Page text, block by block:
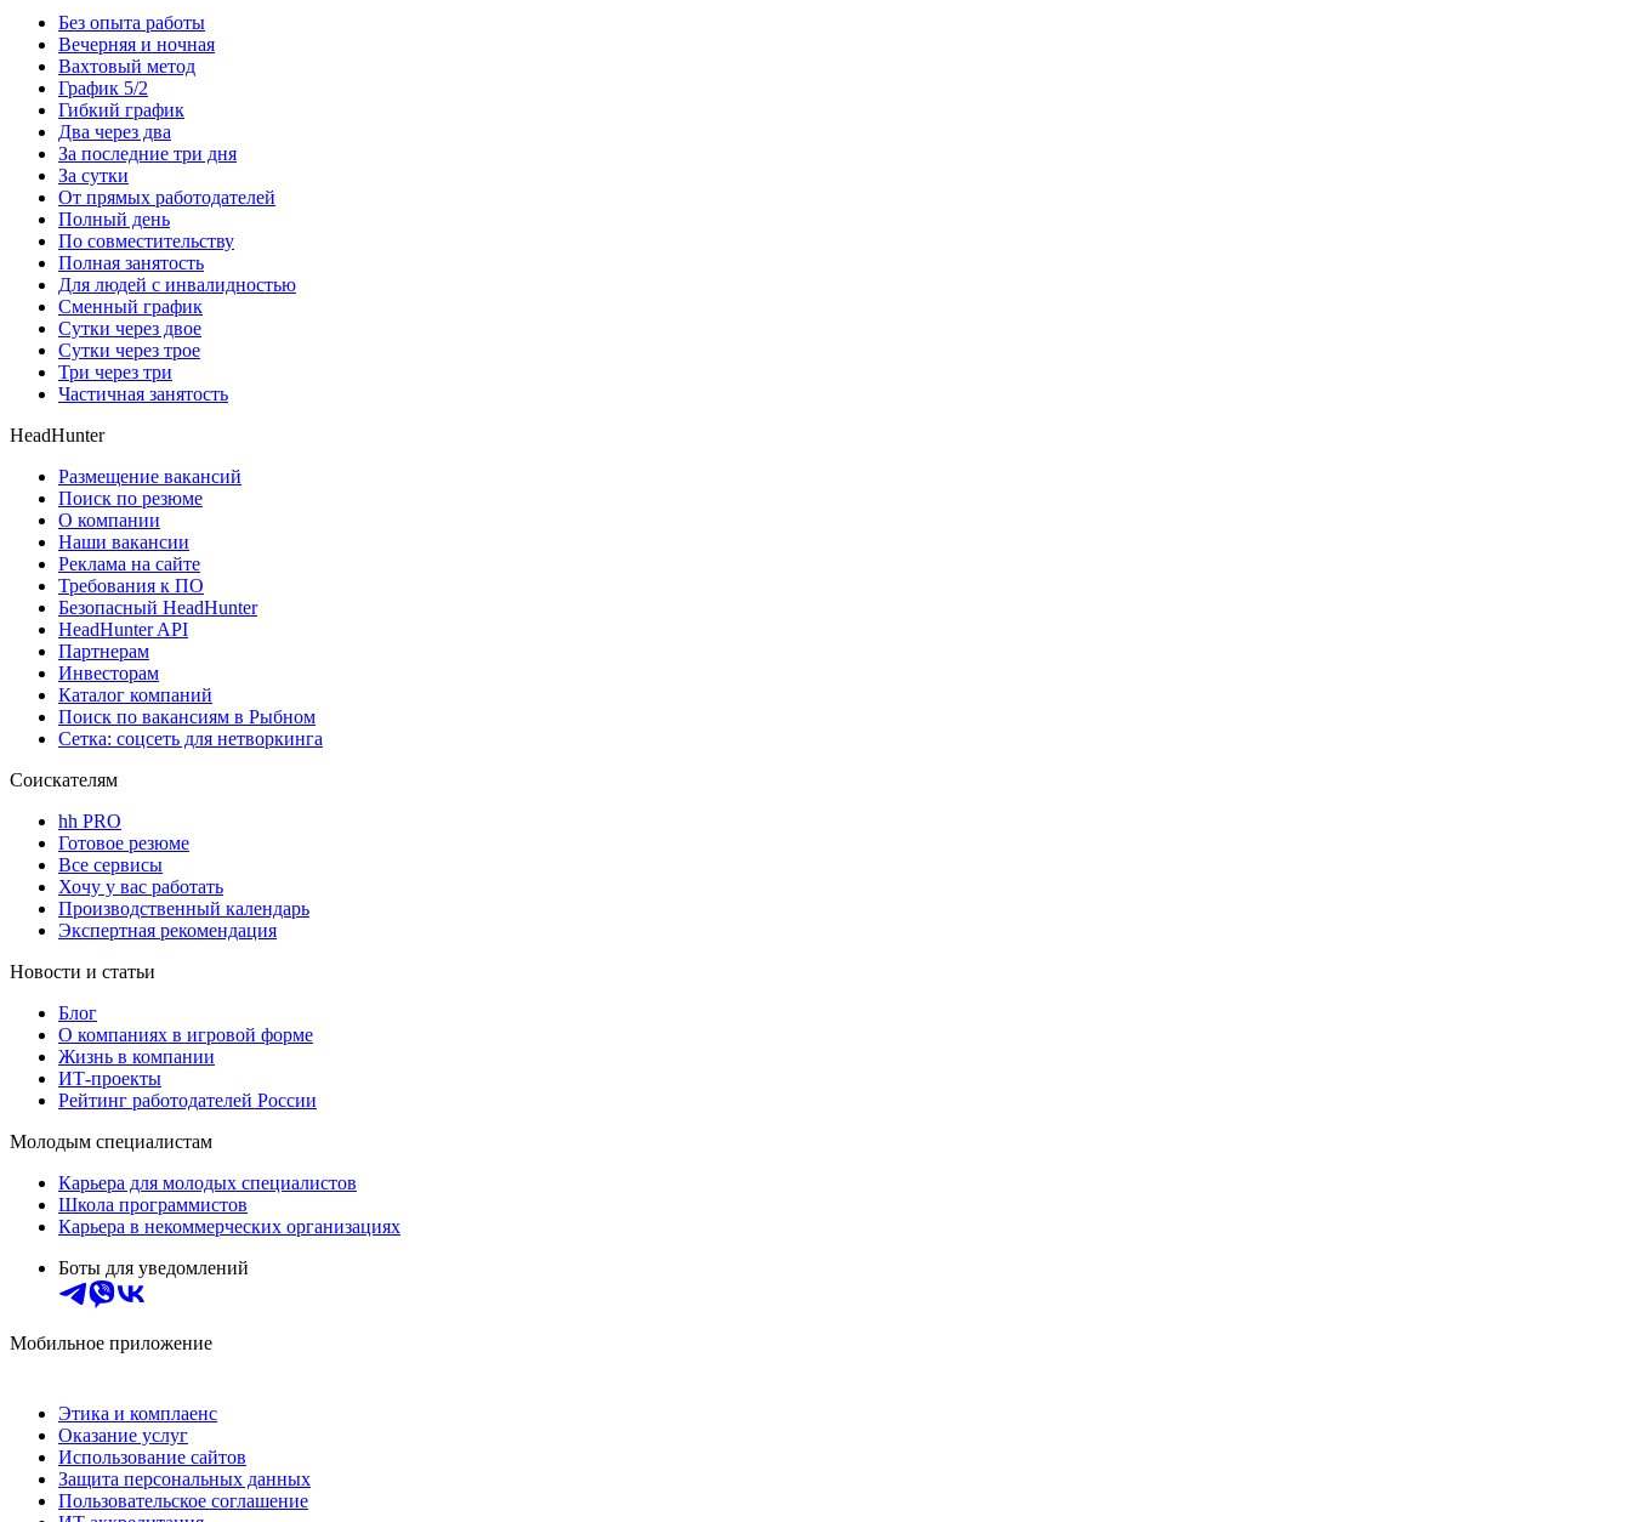
Без опыта работы
Вечерняя и ночная
Вахтовый метод
График 5/2
Гибкий график
Два через два
За последние три дня
За сутки
От прямых работодателей
Полный день
По совместительству
Полная занятость
Для людей с инвалидностью
Сменный график
Сутки через двое
Сутки через трое
Три через три
Частичная занятость
HeadHunter
Размещение вакансий
Поиск по резюме
О компании
Наши вакансии
Реклама на сайте
Требования к ПО
Безопасный HeadHunter
HeadHunter API
Партнерам
Инвесторам
Каталог компаний
Поиск по вакансиям в Рыбном
Сетка: соцсеть для нетворкинга
Соискателям
hh PRO
Готовое резюме
Все сервисы
Хочу у вас работать
Производственный календарь
Экспертная рекомендация
Новости и статьи
Блог
О компаниях в игровой форме
Жизнь в компании
ИТ-проекты
Рейтинг работодателей России
Молодым специалистам
Карьера для молодых специалистов
Школа программистов
Карьера в некоммерческих организациях
Боты для уведомлений
Мобильное приложение
Этика и комплаенс
Оказание услуг
Использование сайтов
Защита персональных данных
Пользовательское соглашение